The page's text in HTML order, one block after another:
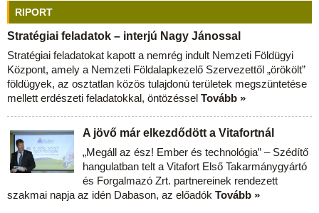
RIPORT
Stratégiai feladatok – interjú Nagy Jánossal
Stratégiai feladatokat kapott a nemrég indult Nemzeti Földügyi
Központ, amely a Nemzeti Földalapkezelő Szervezettől „örökölt”
földügyek, az osztatlan közös tulajdonú területek megszüntetése
mellett erdészeti feladatokkal, öntözéssel Tovább »
A jövő már elkezdődött a Vitafortnál
„Megáll az ész! Ember és technológia” – Szédítő
hangulatban telt a Vitafort Első Takarmánygyártó
és Forgalmazó Zrt. partnereinek rendezett
szakmai napja az idén Dabason, az előadók Tovább »